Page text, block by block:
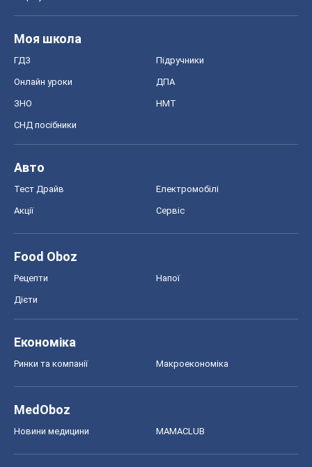
Моя школа
ГДЗ Підручники
Онлайн уроки ДПА
ЗНО НМТ
СНД посібники
Авто
Тест Драйв Електромобілі
Акції Сервіс
Food Oboz
Рецепти Напої
Дієти
Економіка
Ринки та компанії Макроекономіка
MedOboz
Новини медицини MAMACLUB